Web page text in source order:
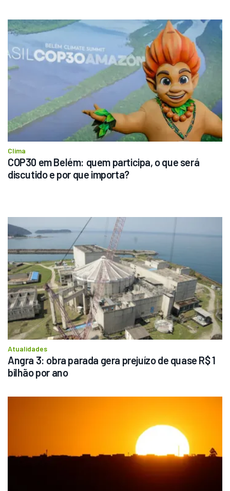
Clima
COP30 em Belém: quem participa, o que será
discutido e por que importa?
Atualidades
Angra 3: obra parada gera prejuízo de quase R$ 1
bilhão por ano